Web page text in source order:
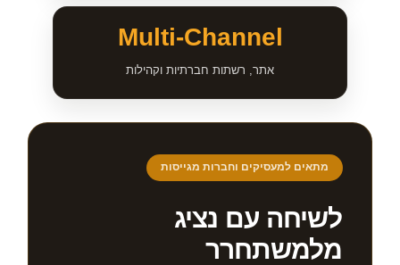
Multi-Channel
אתר, רשתות חברתיות וקהילות
מתאים למעסיקים וחברות מגייסות
לשיחה עם נציג
מלמשתחרר